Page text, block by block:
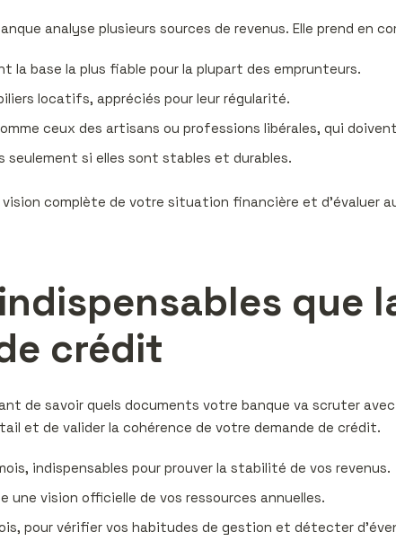
analyse plusieurs sources de revenus. Elle prend en
la base la plus fiable pour la plupart des emprunteurs.
locatifs, appréciés pour leur régularité.
ceux des artisans ou professions libérales, qui
seulement si elles sont stables et durables.
vision complète de votre situation financière et
que
crédit
de savoir quels documents votre banque va scruter
et de valider la cohérence de votre demande de crédit.
indispensables pour prouver la stabilité de vos revenus.
une vision officielle de vos ressources annuelles.
pour vérifier vos habitudes de gestion et détecter